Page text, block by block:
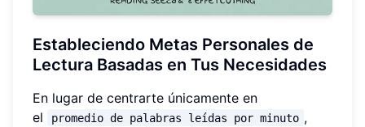
Estableciendo Metas Personales de
Lectura Basadas en Tus Necesidades
En lugar de centrarte únicamente en
el
promedio de palabras leídas por minuto ,